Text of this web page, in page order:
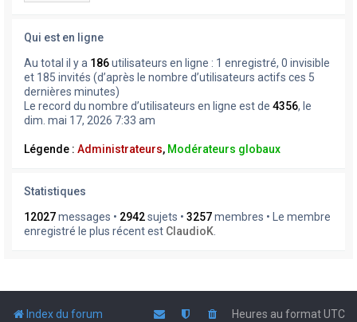
Qui est en ligne
Au total il y a 186utilisateurs en ligne : 1 enregistré, 0 invisible
et 185 invités (d’après le nombre d’utilisateurs actifs ces 5
dernières minutes)
Le record du nombre d’utilisateurs en ligne est de 4356, le
dim. mai 17, 2026 7:33 am
Légende : Administrateurs, Modérateurs globaux
Statistiques
12027messages • 2942sujets • 3257membres • Le membre
enregistré le plus récent est ClaudioK
Index du forum Heures au formatUTC